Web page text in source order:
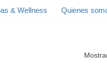
& Wellness Quienes